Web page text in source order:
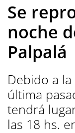
Se
noche
Palpalá
Debido a
última
tendrá
las 18 hs.